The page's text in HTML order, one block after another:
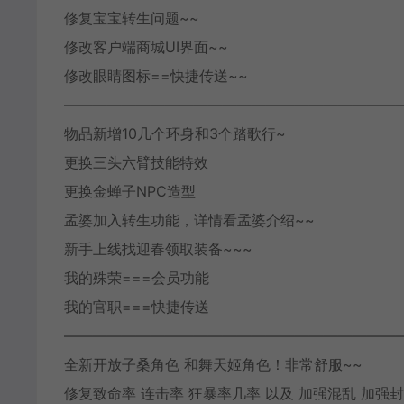
修复宝宝转生问题~~
修改客户端商城UI界面~~
修改眼睛图标==快捷传送~~
物品新增10几个环身和3个踏歌行~
更换三头六臂技能特效
更换金蝉子NPC造型
孟婆加入转生功能，详情看孟婆介绍~~
新手上线找迎春领取装备~~~
我的殊荣===会员功能
我的官职===快捷传送
全新开放子桑角色 和舞天姬角色！非常舒服~~
修复致命率 连击率 狂暴率几率 以及 加强混乱 加强